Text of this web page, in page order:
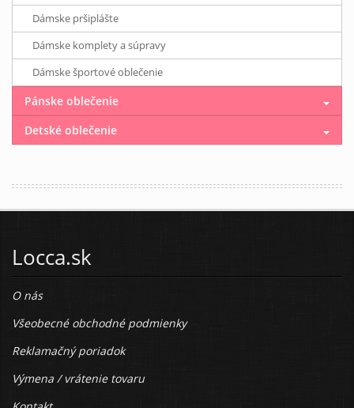
Dámske pršiplášte
Dámske komplety a súpravy
Dámske športové oblečenie
Pánske oblečenie
Detské oblečenie
Locca.sk
O nás
Všeobecné obchodné podmienky
Reklamačný poriadok
Výmena / vrátenie tovaru